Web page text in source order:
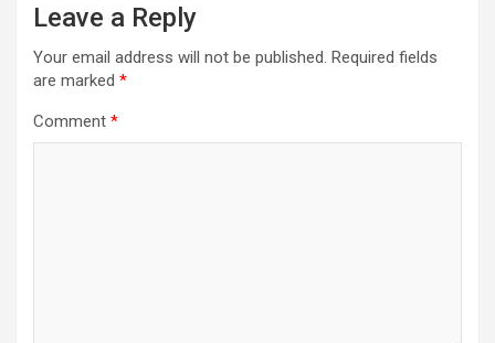
Leave a Reply
Your email address will not be published. Required fields
are marked *
Comment *